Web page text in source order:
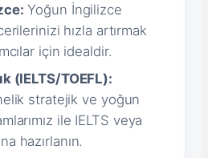
Yoğun İngilizce
hızla artırmak
için idealdir.
(IELTS/TOEFL):
stratejik ve yoğun
ile IELTS veya
hazırlanın.